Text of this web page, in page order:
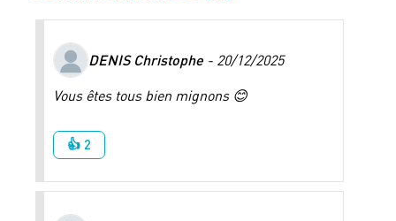
DENIS Christophe - 20/12/2025
Vous êtes tous bien mignons 😊
👍 2